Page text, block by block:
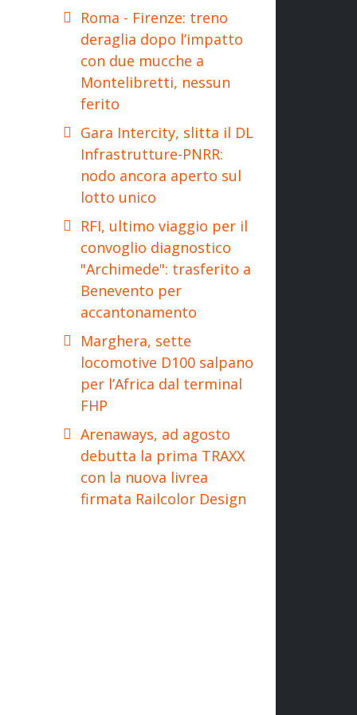
Roma - Firenze: treno
deraglia dopo l’impatto
con due mucche a
Montelibretti, nessun
ferito
Gara Intercity, slitta il DL
Infrastrutture-PNRR:
nodo ancora aperto sul
lotto unico
RFI, ultimo viaggio per il
convoglio diagnostico
"Archimede": trasferito a
Benevento per
accantonamento
Marghera, sette
locomotive D100 salpano
per l’Africa dal terminal
FHP
Arenaways, ad agosto
debutta la prima TRAXX
con la nuova livrea
firmata Railcolor Design